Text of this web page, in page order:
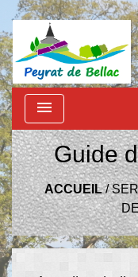
menu
Guide
ACCUEIL/